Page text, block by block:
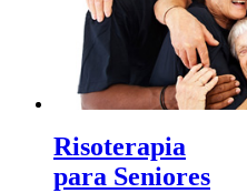
Risoterapia
para Seniores